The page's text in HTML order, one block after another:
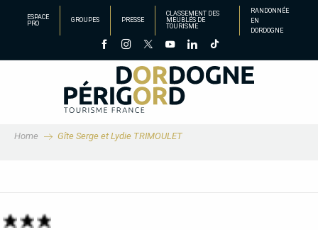
principal
ESPACE
PRO
GROUPES PRESSE
CLASSEMENT DES
MEUBLÉS DE
TOURISME
RANDONNÉE
EN
DORDOGNE
Home Gîte Serge et Lydie TRIMOULET